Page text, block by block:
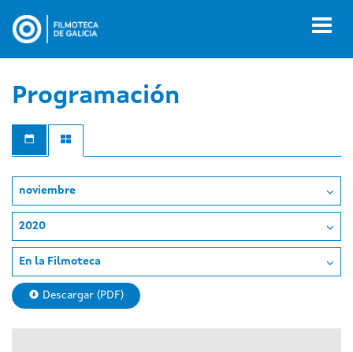
contenido
Programación
noviembre
2020
En la Filmoteca
Descargar (PDF)